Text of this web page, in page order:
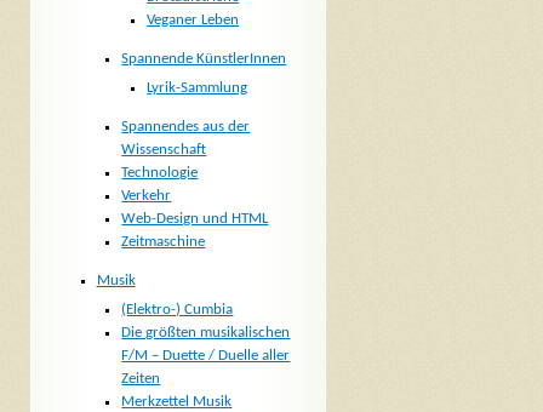
Veganer Leben
Spannende KünstlerInnen
Lyrik-Sammlung
Spannendes aus der
Wissenschaft
Technologie
Verkehr
Web-Design und HTML
Zeitmaschine
Musik
(Elektro-) Cumbia
Die größten musikalischen
F/M – Duette / Duelle aller
Zeiten
Merkzettel Musik